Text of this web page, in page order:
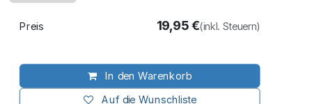
In den Warenkorb
Auf die Wunschliste
Preis 19,95€(inkl. Steuern)